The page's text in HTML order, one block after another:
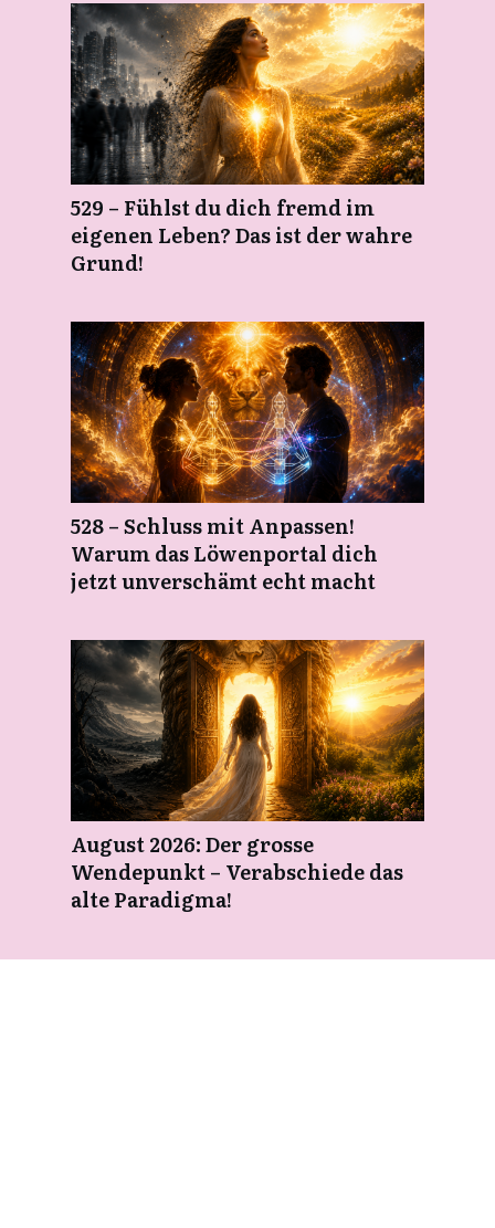
529 – Fühlst du dich fremd im
eigenen Leben? Das ist der wahre
Grund!
528 – Schluss mit Anpassen!
Warum das Löwenportal dich
jetzt unverschämt echt macht
August 2026: Der grosse
Wendepunkt – Verabschiede das
alte Paradigma!